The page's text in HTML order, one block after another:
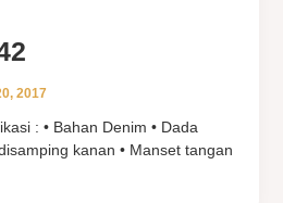
2017
: • Bahan Denim • Dada
kanan • Manset tangan